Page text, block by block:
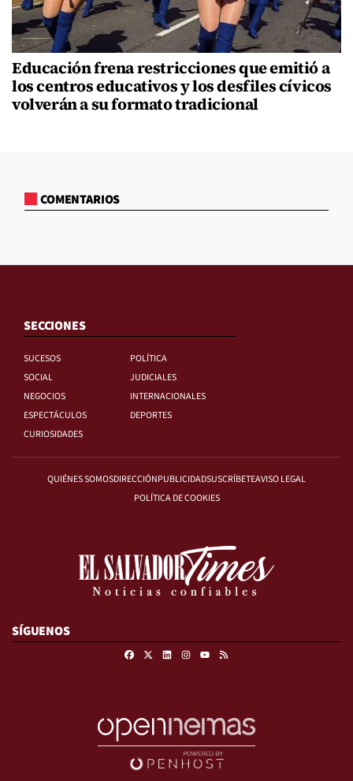
Educación frena restricciones que emitió a
los centros educativos y los desfiles cívicos
volverán a su formato tradicional
COMENTARIOS
SECCIONES
SUCESOS
POLÍTICA
SOCIAL
JUDICIALES
NEGOCIOS
INTERNACIONALES
ESPECTÁCULOS
DEPORTES
CURIOSIDADES
QUIÉNES SOMOSDIRECCIÓNPUBLICIDADSUSCRÍBETEAVISO LEGAL
POLÍTICA DE COOKIES
SÍGUENOS
FacebookLinkedinInstagram